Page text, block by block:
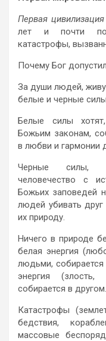
Первая
лет и почти
катастрофы,
Почему Бог
За души людей,
белые и черные
Белые силы
Божьим законам,
в любви и гармонии
Черные силы,
человечество с
Божьих заповедей
людей убивать
их природу.
Ничего в природе
белая энергия
людьми, собирается
энергия (злость,
собирается в другом.
Катастрофы
бедствия,
массовые